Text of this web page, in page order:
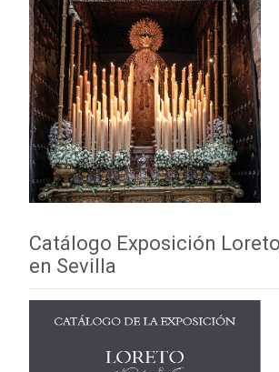
Catálogo Exposición
en Sevilla